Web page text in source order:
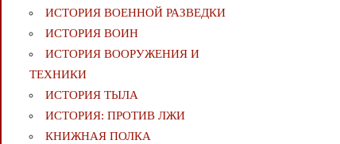
ИСТОРИЯ ВОЕННОЙ РАЗВЕДКИ
ИСТОРИЯ ВОИН
ИСТОРИЯ ВООРУЖЕНИЯ И
ТЕХНИКИ
ИСТОРИЯ ТЫЛА
ИСТОРИЯ: ПРОТИВ ЛЖИ
КНИЖНАЯ ПОЛКА